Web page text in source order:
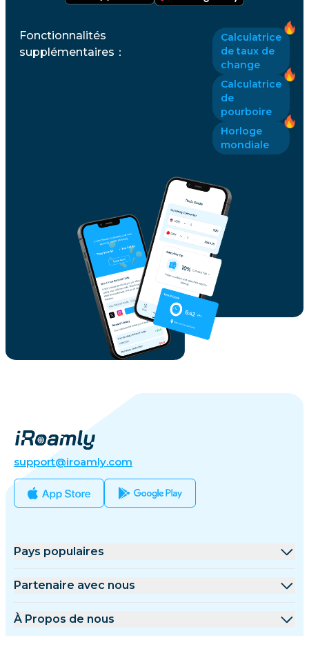
Fonctionnalités
supplémentaires ：
Calculatrice
de taux de
change
Calculatrice
de
pourboire
Horloge
mondiale
support@iroamly.com
Pays populaires
États-Unis
Turquie
Partenaire avec nous
Plateforme de gros
Programme d'affiliation
À Propos de nous